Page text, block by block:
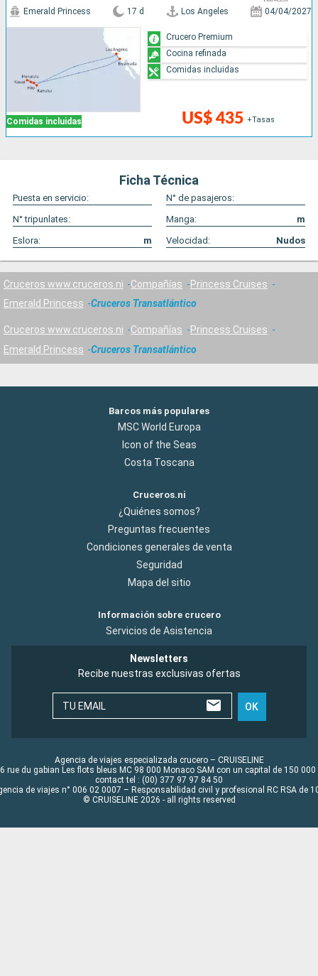
Comidas incluidas
Emerald Princess 17 d Los Angeles 04/04/2027
US$ 435 +Tasas
Crucero Premium
Cocina refinada
Comidas incluidas
Ficha Técnica
Puesta en servicio:
N° de pasajeros:
N° tripunlates:
Manga:
m
Eslora:
m Velocidad: Nudos
Cruceros www.cruceros.ni Compañías
Princess Cruises
Emerald Princess
Cruceros Transatlántico
Cruceros www.cruceros.ni Compañías
Princess Cruises
Emerald Princess
Cruceros Transatlántico
Barcos más populares
MSC World Europa
Icon of the Seas
Costa Toscana
Cruceros.ni
¿Quiénes somos?
Preguntas frecuentes
Condiciones generales de venta
Seguridad
Mapa del sitio
Información sobre crucero
Servicios de Asistencia
Newsletters
Recibe nuestras exclusivas ofertas
TU EMAIL OK
Agencia de viajes especializada crucero – CRUISELINE
rue du gabian Les flots bleus MC 98 000 Monaco SAM con un capital de 150 000
contact tel : (00) 377 97 97 84 50
de viajes n° 006 02 0007 – Responsabilidad civil y profesional RC RSA de
© CRUISELINE 2026 - all rights reserved